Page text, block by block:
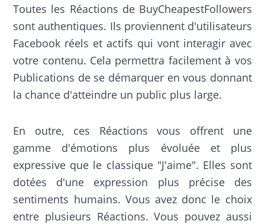
Toutes les Réactions de BuyCheapestFollowers
sont authentiques. Ils proviennent d'utilisateurs
Facebook réels et actifs qui vont interagir avec
votre contenu. Cela permettra facilement à vos
Publications de se démarquer en vous donnant
la chance d'atteindre un public plus large.
En outre, ces Réactions vous offrent une
gamme d'émotions plus évoluée et plus
expressive que le classique "J'aime". Elles sont
dotées d'une expression plus précise des
sentiments humains. Vous avez donc le choix
entre plusieurs Réactions. Vous pouvez aussi